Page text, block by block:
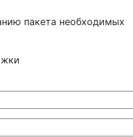
пакета необходимых